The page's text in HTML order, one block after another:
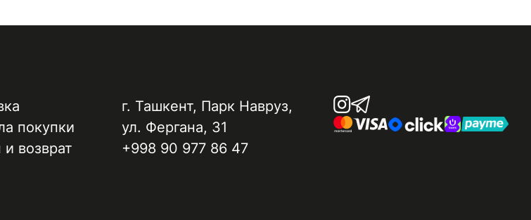
покупки
возврат
г. Ташкент, ​Парк Навруз​,
ул. Фергана, 31
+998 90 977 86 47